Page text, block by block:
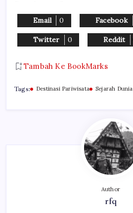
Email 0 Facebook
Twitter 0 Reddit
Tambah Ke BookMarks
Tags: Destinasi Pariwisata Sejarah Dunia
Author
rfq